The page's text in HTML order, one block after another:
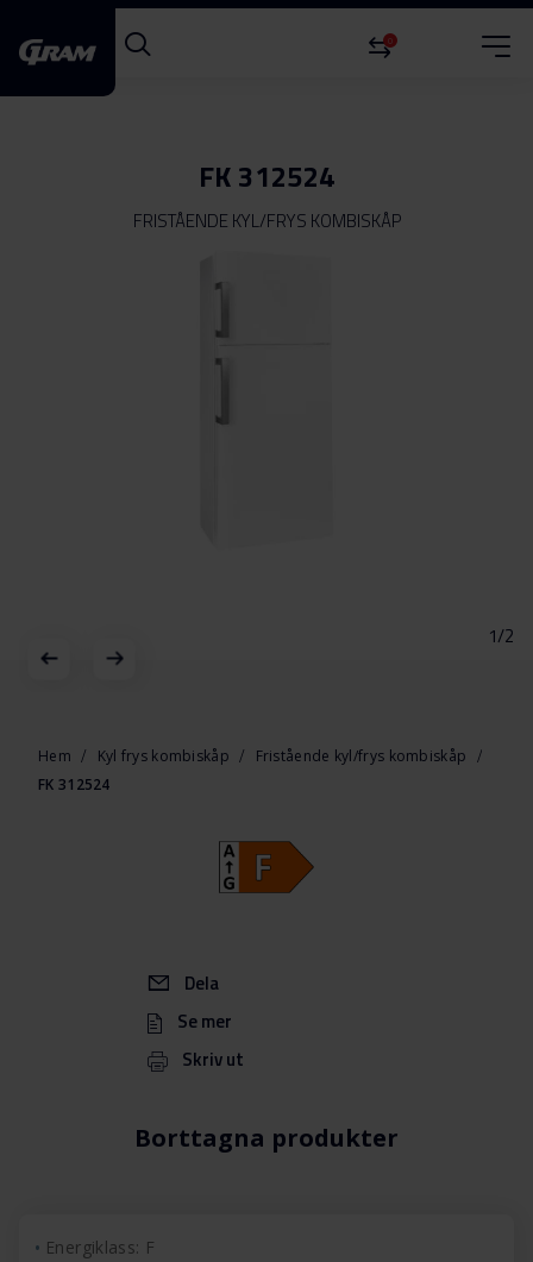
0
FK 312524
FRISTÅENDE KYL/FRYS KOMBISKÅP
1/2
början
Hem Kyl frys kombiskåp
Fristående kyl/frys kombiskåp
FK 312524
Borttagna produkter
Dela
Se mer
Skriv ut
Energiklass: F